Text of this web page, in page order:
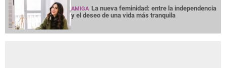
AMIGA La nueva feminidad: entre la independencia
y el deseo de una vida más tranquila